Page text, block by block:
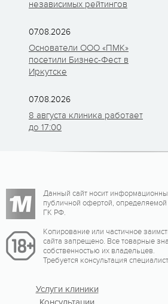
независимых рейтингов
07.08.2026
Основатели ООО «ПМК»
посетили Бизнес-Фест в
Иркутске
07.08.2026
8 августа клиника работает
до 17:00
Данный сайт носит
публичной офертой,
ГК РФ.
Копирование или частичное
сайта запрещено. Все товарные
собственностью их владельцев.
Требуется консультация
Услуги клиники